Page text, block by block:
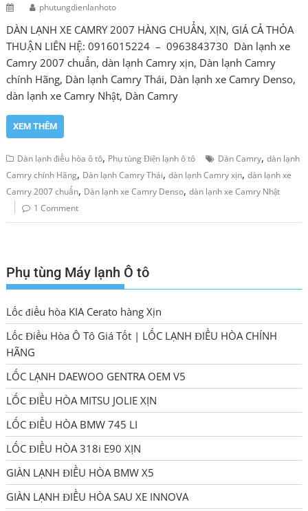
phutungdienlanhoto
DÀN LẠNH XE CAMRY 2007 HÀNG CHUẨN, XỊN, GIÁ CẢ THỎA
THUẬN LIÊN HỆ: 0916015224 – 0963843730 Dàn lạnh xe
Camry 2007 chuẩn, dàn lạnh Camry xịn, Dàn lạnh Camry
chính Hãng, Dàn lạnh Camry Thái, Dàn lạnh xe Camry Denso,
dàn lạnh xe Camry Nhật, Dàn Camry
XEM THÊM
Dàn lạnh điều hòa ô tô, Phụ tùng Điện lạnh ô tô Dàn Camry,dàn lạnh
Camry chính Hãng, Dàn lạnh Camry Thái,dàn lạnh Camry xịn,dàn lạnh xe
Camry 2007 chuẩn, Dàn lạnh xe Camry Denso,dàn lạnh xe Camry Nhật
1 Comment
Phụ tùng Máy lạnh Ô tô
Lốc điều hòa KIA Cerato hàng Xịn
Lốc Điều Hòa Ô Tô Giá Tốt | LỐC LẠNH ĐIỀU HÒA CHÍNH
HÃNG
LỐC LẠNH DAEWOO GENTRA OEM V5
LỐC ĐIỀU HÒA MITSU JOLIE XỊN
LỐC ĐIỀU HÒA BMW 745 LI
LỐC ĐIỀU HÒA 318i E90 XỊN
GIÀN LẠNH ĐIỀU HÒA BMW X5
GIÀN LẠNH ĐIỀU HÒA SAU XE INNOVA